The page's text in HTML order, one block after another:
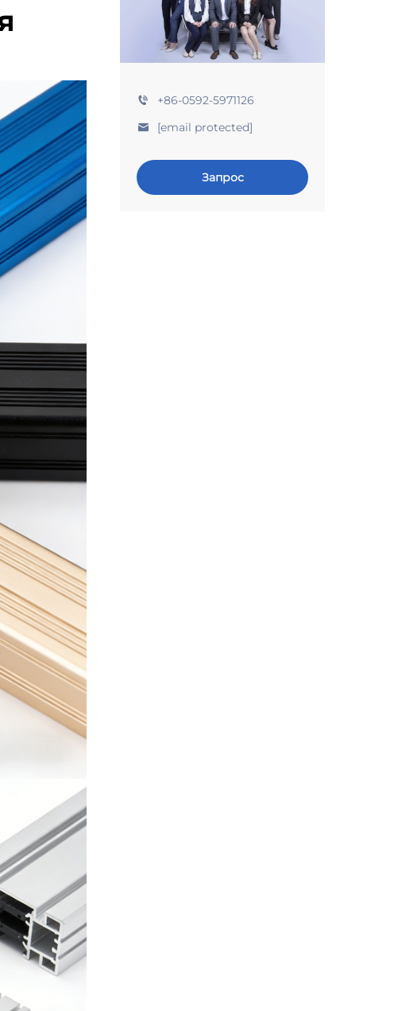
+86-0592-5971126
[email protected]
Запрос